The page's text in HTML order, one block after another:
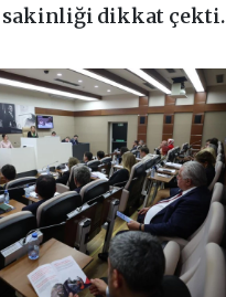
sakinliği dikkat çekti.